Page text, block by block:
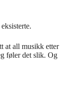
at all musikk etter
føler det slik. Og